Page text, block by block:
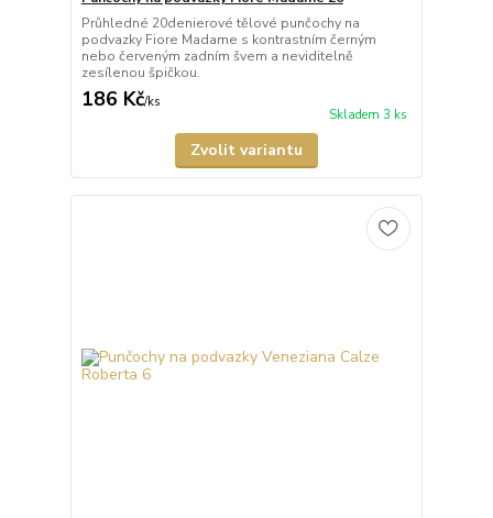
Průhledné 20denierové tělové punčochy na
podvazky Fiore Madame s kontrastním černým
nebo červeným zadním švem a neviditelně
zesílenou špičkou.
186 Kč/ks
Skladem 3 ks
Zvolit variantu